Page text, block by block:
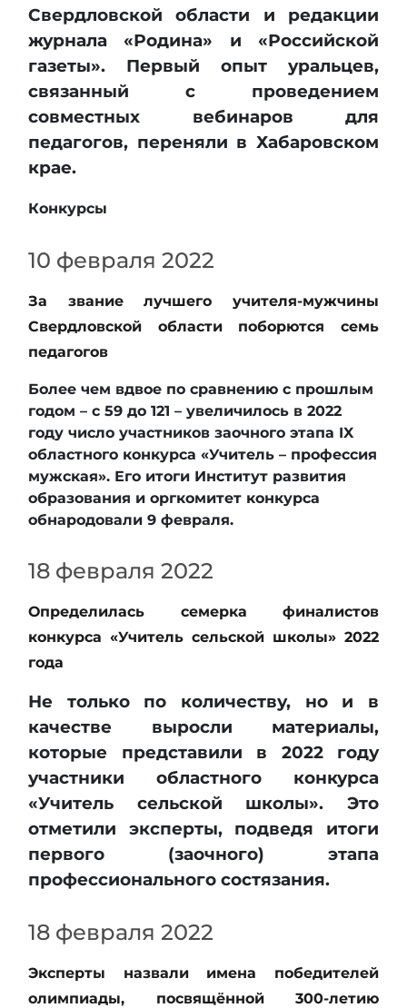
Свердловской области и редакции
журнала «Родина» и «Российской
газеты». Первый опыт уральцев,
связанный с проведением
совместных вебинаров для
педагогов, переняли в Хабаровском
крае.
Конкурсы
10 февраля 2022
За звание лучшего учителя-мужчины
Свердловской области поборются семь
педагогов
Более чем вдвое по сравнению с прошлым
годом – с 59 до 121 – увеличилось в 2022
году число участников заочного этапа IX
областного конкурса «Учитель – профессия
мужская». Его итоги Институт развития
образования и оргкомитет конкурса
обнародовали 9 февраля.
18 февраля 2022
Определилась семерка финалистов
конкурса «Учитель сельской школы» 2022
года
Не только по количеству, но и в
качестве выросли материалы,
которые представили в 2022 году
участники областного конкурса
«Учитель сельской школы». Это
отметили эксперты, подведя итоги
первого (заочного) этапа
профессионального состязания.
18 февраля 2022
Эксперты назвали имена победителей
олимпиады, посвящённой 300-летию